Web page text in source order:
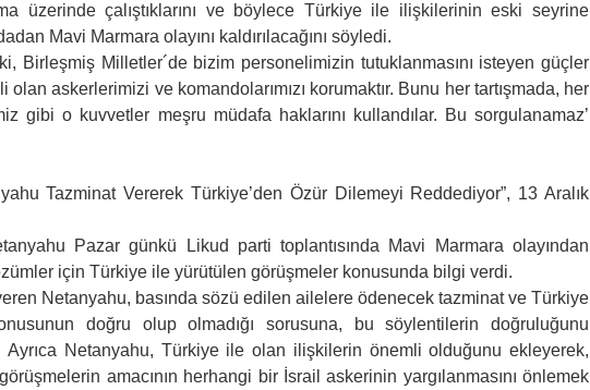
üzerinde çalıştıklarını ve böylece Türkiye ile ilişkilerinin eski seyrine
Mavi Marmara olayını kaldırılacağını söyledi.
ki, Birleşmiş Milletler´de bizim personelimizin tutuklanmasını isteyen güçler
askerlerimizi ve komandolarımızı korumaktır. Bunu her tartışmada, her
gibi o kuvvetler meşru müdafa haklarını kullandılar. Bu sorgulanamaz’
Tazminat Vererek Türkiye’den Özür Dilemeyi Reddediyor”, 13 Aralık
Pazar günkü Likud parti toplantısında Mavi Marmara olayından
için Türkiye ile yürütülen görüşmeler konusunda bilgi verdi.
Netanyahu, basında sözü edilen ailelere ödenecek tazminat ve Türkiye
doğru olup olmadığı sorusuna, bu söylentilerin doğruluğunu
Ayrıca Netanyahu, Türkiye ile olan ilişkilerin önemli olduğunu ekleyerek,
amacının herhangi bir İsrail askerinin yargılanmasını önlemek